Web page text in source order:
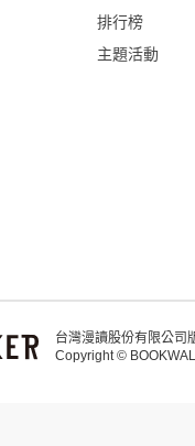
排行榜
主題活動
台灣漫讀股份有限公司
Copyright ©